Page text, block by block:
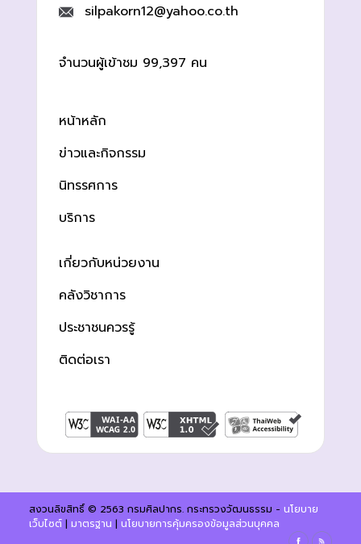
silpakorn12@yahoo.co.th
จำนวนผู้เข้าชม 99,397 คน
หน้าหลัก
ข่าวและกิจกรรม
นิทรรศการ
บริการ
เกี่ยวกับหน่วยงาน
คลังวิชาการ
ประชาชนควรรู้
ติดต่อเรา
สงวนลิขสิทธิ์ © 2563 กรมศิลปากร. กระทรวงวัฒนธรรม - นโยบาย
เว็บไซต์| มาตรฐาน | นโยบายการคุ้มครองข้อมูลส่วนบุคคล